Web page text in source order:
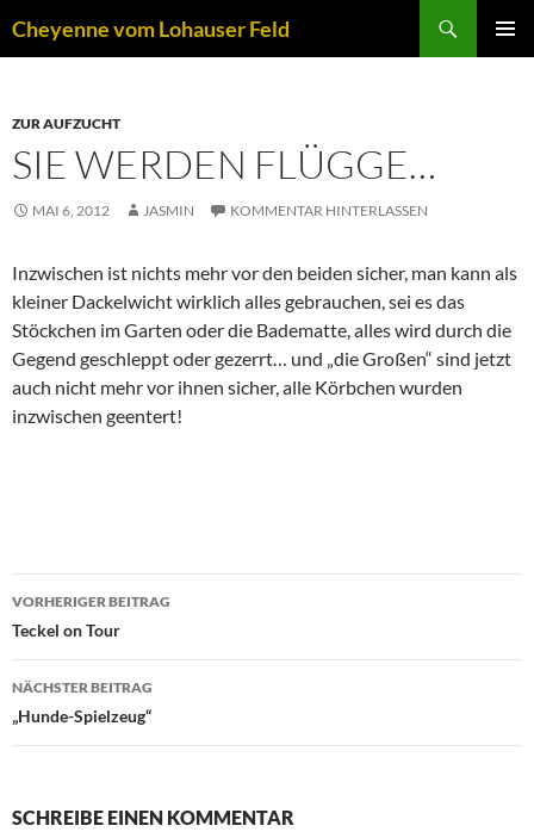
Inhalt
Cheyenne vom Lohauser Feld
ZUR AUFZUCHT
SIE WERDEN FLÜGGE…
MAI 6, 2012 JASMIN KOMMENTAR HINTERLASSEN
Inzwischen ist nichts mehr vor den beiden sicher, man kann als
kleiner Dackelwicht wirklich alles gebrauchen, sei es das
Stöckchen im Garten oder die Badematte, alles wird durch die
Gegend geschleppt oder gezerrt… und „die Großen“ sind jetzt
auch nicht mehr vor ihnen sicher, alle Körbchen wurden
inzwischen geentert!
Beitragsnavigation
VORHERIGER BEITRAG
Teckel on Tour
NÄCHSTER BEITRAG
„Hunde-Spielzeug“
SCHREIBE EINEN KOMMENTAR